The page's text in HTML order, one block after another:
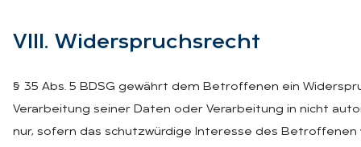
VIII. Wi­der­spruchs­recht
§ 35 Abs. 5 BDSG gewährt dem Betroffenen ein
Verarbeitung seiner Daten oder Verarbeitung in nicht
nur, sofern das schutzwürdige Interesse des